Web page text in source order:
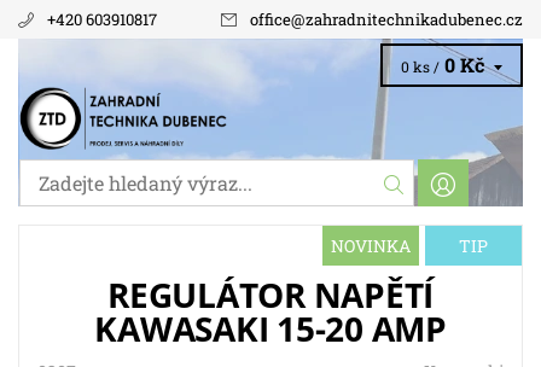
+420 603910817 office@zahradnitechnikadubenec.cz
0 ks / 0 Kč
NOVINKA TIP
REGULÁTOR NAPĚTÍ
KAWASAKI 15-20 AMP